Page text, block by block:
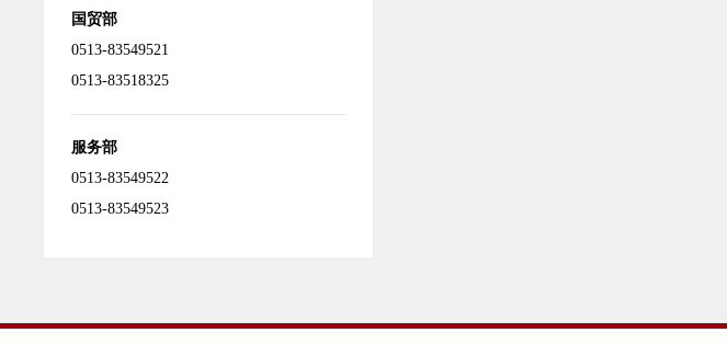
国贸部
0513-83549521
0513-83518325
服务部
0513-83549522
0513-83549523